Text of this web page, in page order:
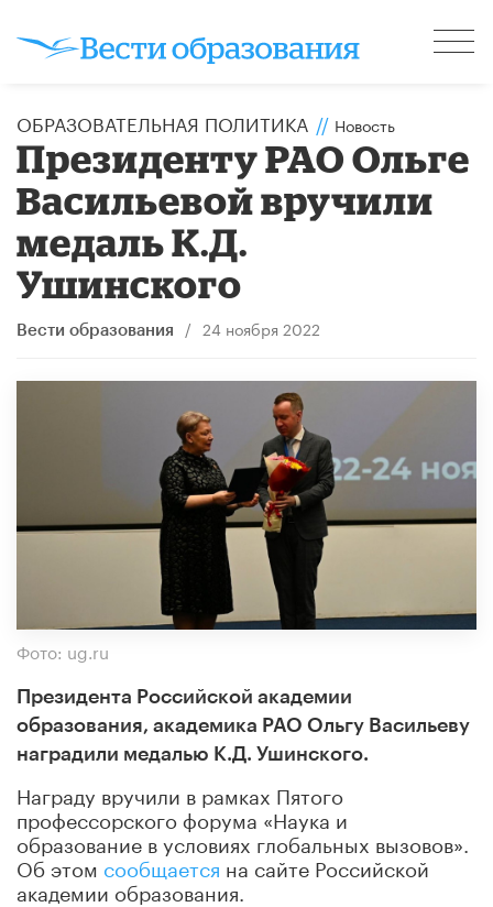
ОБРАЗОВАТЕЛЬНАЯ ПОЛИТИКА // Новость
Президенту РАО Ольге
Васильевой вручили
медаль К.Д.
Ушинского
Вести образования / 24 ноября 2022
Фото: ug.ru
Президента Российской академии
образования, академика РАО Ольгу Васильеву
наградили медалью К.Д. Ушинского.
Награду вручили в рамках Пятого
профессорского форума «Наука и
образование в условиях глобальных вызовов».
Об этом сообщается на сайте Российской
академии образования.